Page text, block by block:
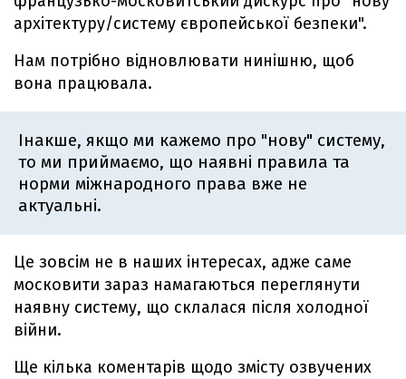
архітектуру/систему європейської безпеки".
Нам потрібно відновлювати нинішню, щоб
вона працювала.
Інакше, якщо ми кажемо про "нову" систему,
то ми приймаємо, що наявні правила та
норми міжнародного права вже не
актуальні.
Це зовсім не в наших інтересах, адже саме
московити зараз намагаються переглянути
наявну систему, що склалася після холодної
війни.
Ще кілька коментарів щодо змісту озвучених